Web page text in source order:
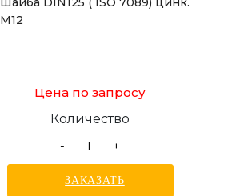
М12
Цена по запросу
Количество
-
+
ЗАКАЗАТЬ